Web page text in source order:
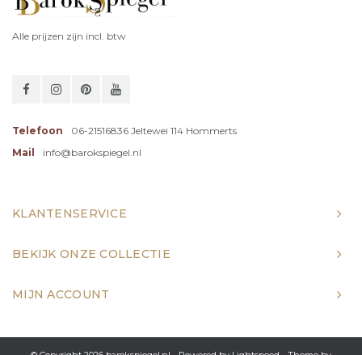
Alle prijzen zijn incl. btw
Telefoon
06-21516836 Jeltewei 114 Hommerts
Mail
info@barokspiegel.nl
KLANTENSERVICE
BEKIJK ONZE COLLECTIE
MIJN ACCOUNT